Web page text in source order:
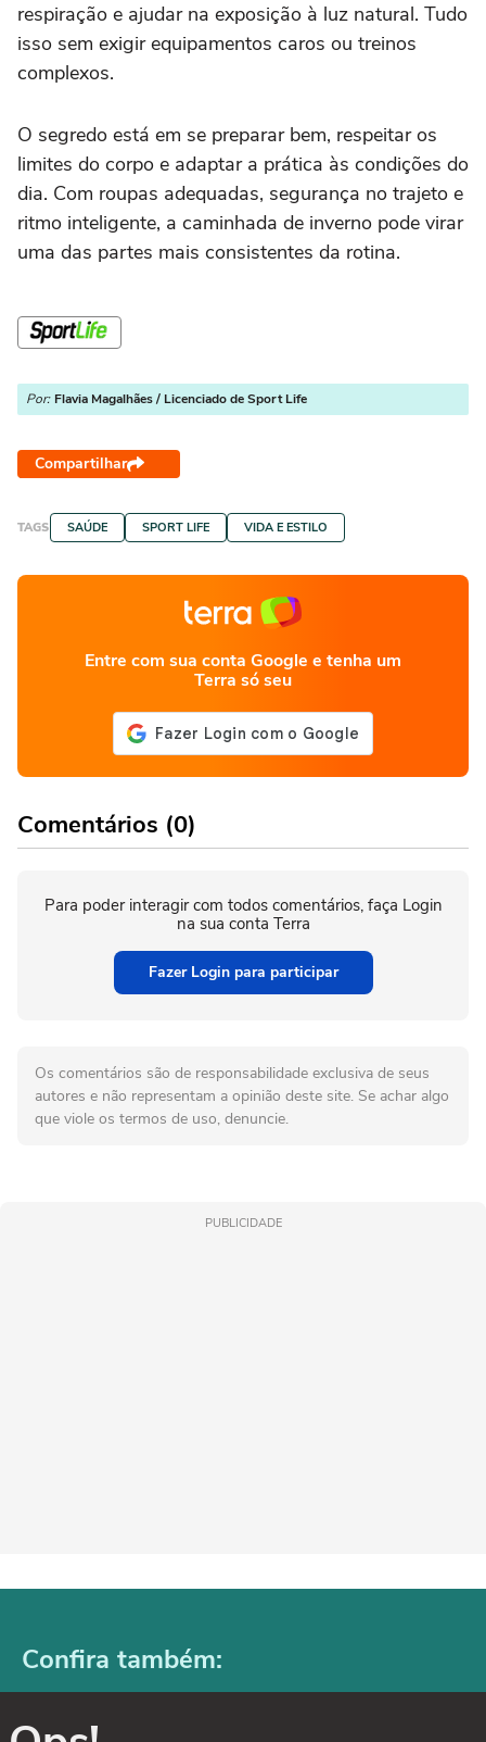
respiração e ajudar na exposição à luz natural. Tudo
isso sem exigir equipamentos caros ou treinos
complexos.
O segredo está em se preparar bem, respeitar os
limites do corpo e adaptar a prática às condições do
dia. Com roupas adequadas, segurança no trajeto e
ritmo inteligente, a caminhada de inverno pode virar
uma das partes mais consistentes da rotina.
Por: Flavia Magalhães / Licenciado de Sport Life
Compartilhar
TAGS SAÚDE SPORT LIFE VIDA E ESTILO
Entre com sua conta Google e tenha um
Terra só seu
Comentários (0)
Para poder interagir com todos comentários, faça Login
na sua conta Terra
Fazer Login para participar
Os comentários são de responsabilidade exclusiva de seus
autores e não representam a opinião deste site. Se achar algo
que viole os termos de uso, denuncie.
PUBLICIDADE
Confira também: